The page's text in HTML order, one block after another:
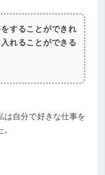
することができれ
れることができる
は自分で好きな仕事を